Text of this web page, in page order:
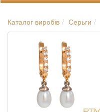
Каталог виробів Серьги